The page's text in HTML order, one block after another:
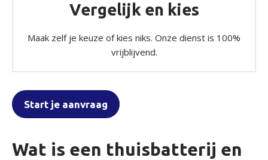
Vergelijk en kies
Maak zelf je keuze of kies niks. Onze dienst is 100%
vrijblijvend.
Start je aanvraag
Wat is een thuisbatterij en